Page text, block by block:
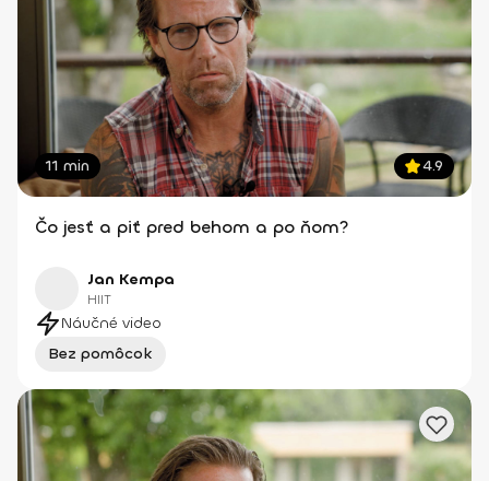
11 min 4.9
Čo jesť a piť pred behom a po ňom?
Jan Kempa
HIIT
Náučné video
Bez pomôcok